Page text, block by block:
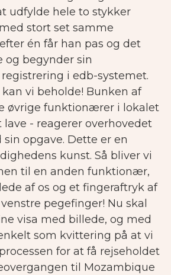
udfylde hele to stykker
stort set samme
én får han pas og det
og begynder sin
i edb-systemet.
vi beholde! Bunken af
øvrige funktionærer i lokalet
- reagerer overhovedet
opgave. Dette er en
kunst. Så bliver vi
til en anden funktionær,
af os og et fingeraftryk af
pegefinger! Nu skal
visa med billede, og med
som kvittering på at vi
for at få rejseholdet
til Mozambique